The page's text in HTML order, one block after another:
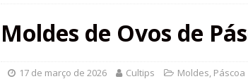
Moldes de Ovos de
17 de março de 2026 Cultips Moldes, Páscoa